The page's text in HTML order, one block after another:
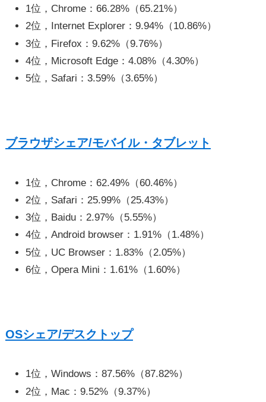
1位，Chrome：66.28%（65.21%）
2位，Internet Explorer：9.94%（10.86%）
3位，Firefox：9.62%（9.76%）
4位，Microsoft Edge：4.08%（4.30%）
5位，Safari：3.59%（3.65%）
ブラウザシェア/モバイル・タブレット
1位，Chrome：62.49%（60.46%）
2位，Safari：25.99%（25.43%）
3位，Baidu：2.97%（5.55%）
4位，Android browser：1.91%（1.48%）
5位，UC Browser：1.83%（2.05%）
6位，Opera Mini：1.61%（1.60%）
OSシェア/デスクトップ
1位，Windows：87.56%（87.82%）
2位，Mac：9.52%（9.37%）